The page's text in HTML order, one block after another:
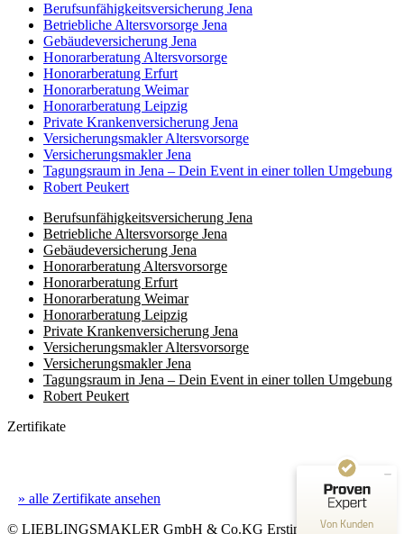
Berufs­unfähigkeits­­versicherung Jena
Betriebliche Altersvorsorge Jena
Gebäudeversicherung Jena
Honorar­beratung Altersvorsorge
Honorar­beratung Erfurt
Honorar­beratung Weimar
Honorarberatung Leipzig
Private Kranken­­versicherung Jena
Versicherungsmakler Altersvorsorge
Versicherungs­makler Jena
Tagungsraum in Jena – Dein Event in einer tollen Umgebung
Robert Peukert
Berufs­unfähigkeits­­versicherung Jena
Betriebliche Altersvorsorge Jena
Gebäudeversicherung Jena
Honorar­beratung Altersvorsorge
Honorar­beratung Erfurt
Honorar­beratung Weimar
Honorarberatung Leipzig
Private Kranken­­versicherung Jena
Versicherungsmakler Altersvorsorge
Versicherungs­makler Jena
Tagungsraum in Jena – Dein Event in einer tollen Umgebung
Robert Peukert
Zertifikate
» alle Zertifikate ansehen
© LIEBLINGSMAKLER GmbH & Co.KG Erstinformation|
Von Kunden
Kundenbewertungen und Erfahrungen zu
364
Bewertungen auf
ProvenExpert.com
anderen Quellen